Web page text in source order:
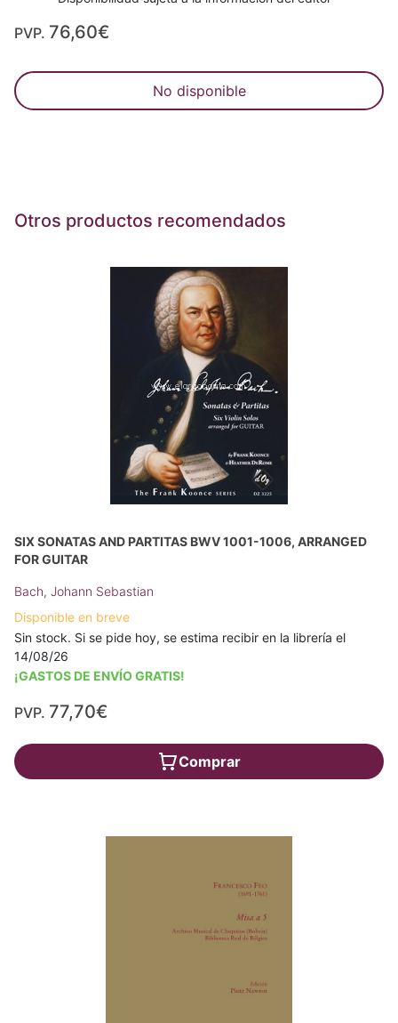
PVP. 76,60€
No disponible
Otros productos recomendados
SIX SONATAS AND PARTITAS BWV 1001-1006, ARRANGED
FOR GUITAR
Bach, Johann Sebastian
Disponible en breve
Sin stock. Si se pide hoy, se estima recibir en la librería el
14/08/26
¡GASTOS DE ENVÍO GRATIS!
PVP. 77,70€
Comprar